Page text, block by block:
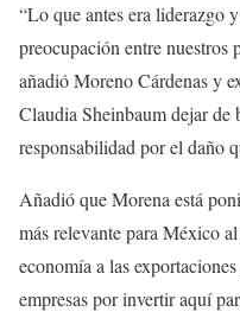
“Lo que antes era liderazgo
preocupación entre nuestros
añadió Moreno Cárdenas y
Claudia Sheinbaum dejar de
responsabilidad por el daño
Añadió que Morena está
más relevante para México
economía a las
empresas por invertir aquí